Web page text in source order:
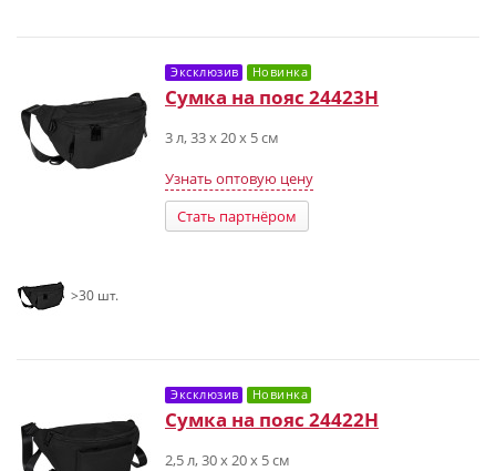
Эксклюзив Новинка
Сумка на пояс 24423H
3 л, 33 х 20 х 5 см
Узнать оптовую цену
Стать партнёром
>30 шт.
Эксклюзив Новинка
Сумка на пояс 24422H
2,5 л, 30 х 20 х 5 см